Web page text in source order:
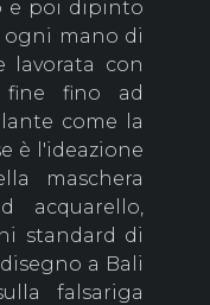
e poi dipinto
mano di
lavorata con
fine fino ad
come la
è l'ideazione
maschera
acquarello,
standard di
a Bali
falsariga